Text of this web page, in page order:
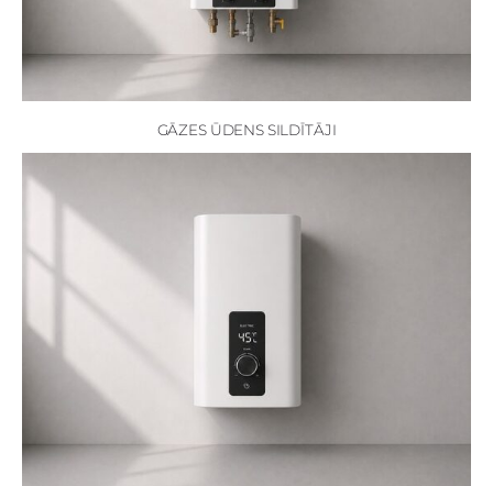
GĀZES ŪDENS SILDĪTĀJI